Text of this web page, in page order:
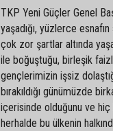
TKP Yeni Güçler Genel
yaşadığı, yüzlerce
çok zor şartlar altında
ile boğuştuğu, birleşik
gençlerimizin işsiz
bırakıldığı günümüzde
içerisinde olduğunu ve hiç
herhalde bu ülkenin